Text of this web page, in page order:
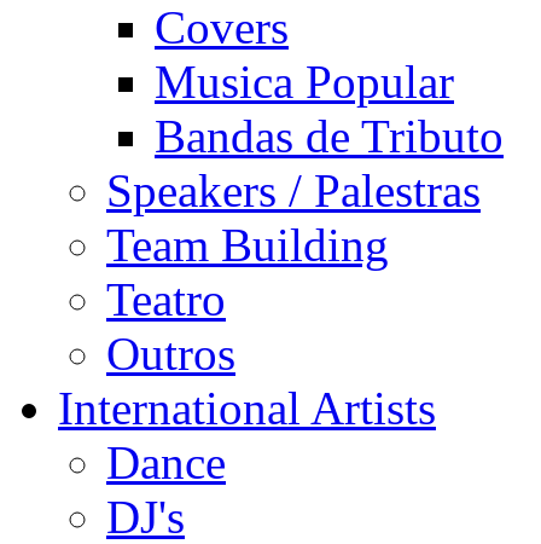
Covers
Musica Popular
Bandas de Tributo
Speakers / Palestras
Team Building
Teatro
Outros
International Artists
Dance
DJ's